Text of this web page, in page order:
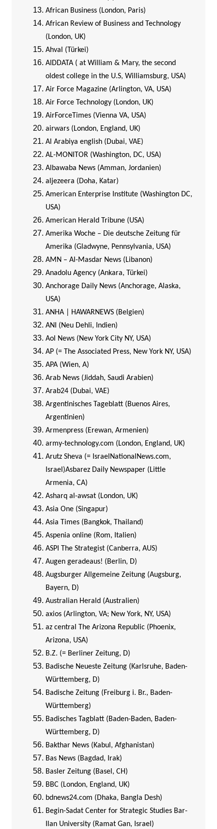
African Business (London, Paris)
African Review of Business and Technology
(London, UK)
Ahval (Türkei)
AIDDATA ( at William & Mary, the second
oldest college in the U.S, Williamsburg, USA)
Air Force Magazine (Arlington, VA, USA)
Air Force Technology (London, UK)
AirForceTimes (Vienna VA, USA)
airwars (London, England, UK)
Al Arabiya english (Dubai, VAE)
AL-MONITOR (Washington, DC, USA)
Albawaba News (Amman, Jordanien)
aljezeera (Doha, Katar)
American Enterprise Institute (Washington DC,
USA)
American Herald Tribune (USA)
Amerika Woche – Die deutsche Zeitung für
Amerika (Gladwyne, Pennsylvania, USA)
AMN – Al-Masdar News (Libanon)
Anadolu Agency (Ankara, Türkei)
Anchorage Daily News (Anchorage, Alaska,
USA)
ANHA | HAWARNEWS (Belgien)
ANI (Neu Dehli, Indien)
Aol News (New York City NY, USA)
AP (= The Associated Press, New York NY, USA)
APA (Wien, A)
Arab News (Jiddah, Saudi Arabien)
Arab24 (Dubai, VAE)
Argentinisches Tageblatt (Buenos Aires,
Argentinien)
Armenpress (Erewan, Armenien)
army-technology.com (London, England, UK)
Arutz Sheva (= IsraelNationalNews.com,
Israel)Asbarez Daily Newspaper (Little
Armenia, CA)
Asharq al-awsat (London, UK)
Asia One (Singapur)
Asia Times (Bangkok, Thailand)
Aspenia online (Rom, Italien)
ASPI The Strategist (Canberra, AUS)
Augen geradeaus! (Berlin, D)
Augsburger Allgemeine Zeitung (Augsburg,
Bayern, D)
Australian Herald (Australien)
axios (Arlington, VA; New York, NY, USA)
az central The Arizona Republic (Phoenix,
Arizona, USA)
B.Z. (= Berliner Zeitung, D)
Badische Neueste Zeitung (Karlsruhe, Baden-
Württemberg, D)
Badische Zeitung (Freiburg i. Br., Baden-
Württemberg)
Badisches Tagblatt (Baden-Baden, Baden-
Württemberg, D)
Bakthar News (Kabul, Afghanistan)
Bas News (Bagdad, Irak)
Basler Zeitung (Basel, CH)
BBC (London, England, UK)
bdnews24.com (Dhaka, Bangla Desh)
Begin-Sadat Center for Strategic Studies Bar-
Ilan University (Ramat Gan, Israel)